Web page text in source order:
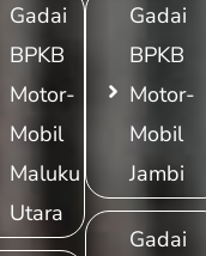
Gadai
BPKB
Motor-
Mobil
Maluku
Utara
Gadai
BPKB
Motor-
Mobil
Jambi
Gadai